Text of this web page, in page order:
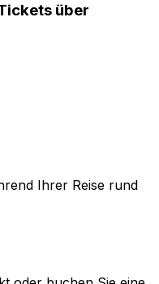
über
Ihrer Reise rund